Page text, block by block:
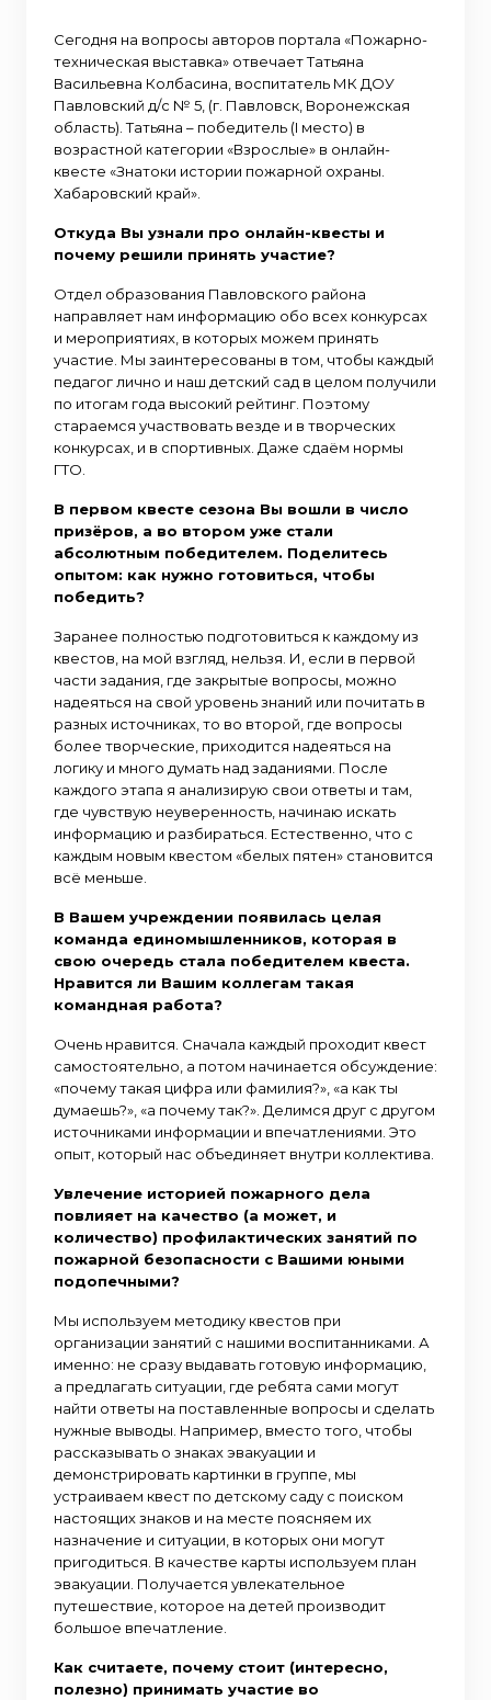
Сегодня на вопросы авторов портала «Пожарно-
техническая выставка» отвечает Татьяна
Васильевна Колбасина, воспитатель МК ДОУ
Павловский д/с № 5, (г. Павловск, Воронежская
область). Татьяна – победитель (I место) в
возрастной категории «Взрослые» в онлайн-
квесте «Знатоки истории пожарной охраны.
Хабаровский край».
Откуда Вы узнали про онлайн-квесты и
почему решили принять участие?
Отдел образования Павловского района
направляет нам информацию обо всех конкурсах
и мероприятиях, в которых можем принять
участие. Мы заинтересованы в том, чтобы каждый
педагог лично и наш детский сад в целом получили
по итогам года высокий рейтинг. Поэтому
стараемся участвовать везде и в творческих
конкурсах, и в спортивных. Даже сдаём нормы
ГТО.
В первом квесте сезона Вы вошли в число
призёров, а во втором уже стали
абсолютным победителем. Поделитесь
опытом: как нужно готовиться, чтобы
победить?
Заранее полностью подготовиться к каждому из
квестов, на мой взгляд, нельзя. И, если в первой
части задания, где закрытые вопросы, можно
надеяться на свой уровень знаний или почитать в
разных источниках, то во второй, где вопросы
более творческие, приходится надеяться на
логику и много думать над заданиями. После
каждого этапа я анализирую свои ответы и там,
где чувствую неуверенность, начинаю искать
информацию и разбираться. Естественно, что с
каждым новым квестом «белых пятен» становится
всё меньше.
В Вашем учреждении появилась целая
команда единомышленников, которая в
свою очередь стала победителем квеста.
Нравится ли Вашим коллегам такая
командная работа?
Очень нравится. Сначала каждый проходит квест
самостоятельно, а потом начинается обсуждение:
«почему такая цифра или фамилия?», «а как ты
думаешь?», «а почему так?». Делимся друг с другом
источниками информации и впечатлениями. Это
опыт, который нас объединяет внутри коллектива.
Увлечение историей пожарного дела
повлияет на качество (а может, и
количество) профилактических занятий по
пожарной безопасности с Вашими юными
подопечными?
Мы используем методику квестов при
организации занятий с нашими воспитанниками. А
именно: не сразу выдавать готовую информацию,
а предлагать ситуации, где ребята сами могут
найти ответы на поставленные вопросы и сделать
нужные выводы. Например, вместо того, чтобы
рассказывать о знаках эвакуации и
демонстрировать картинки в группе, мы
устраиваем квест по детскому саду с поиском
настоящих знаков и на месте поясняем их
назначение и ситуации, в которых они могут
пригодиться. В качестве карты используем план
эвакуации. Получается увлекательное
путешествие, которое на детей производит
большое впечатление.
Как считаете, почему стоит (интересно,
полезно) принимать участие во